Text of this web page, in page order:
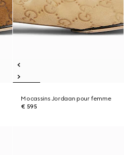
Mocassins Jordaan pour femme
€ 595